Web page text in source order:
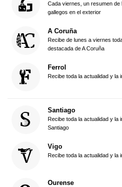
Cada viernes, un resumen
gallegos en el exterior
A Coruña
Recibe de lunes a viernes
destacada de A Coruña
Ferrol
Recibe toda la actualidad y la
Santiago
Recibe toda la actualidad y la
Santiago
Vigo
Recibe toda la actualidad y la
Ourense